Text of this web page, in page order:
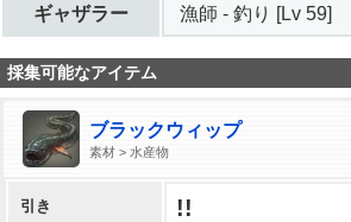
ギャザラー 漁師 - 釣り [Lv 59]
採集可能なアイテム
ブラックウィップ
素材 > 水産物
引き !!